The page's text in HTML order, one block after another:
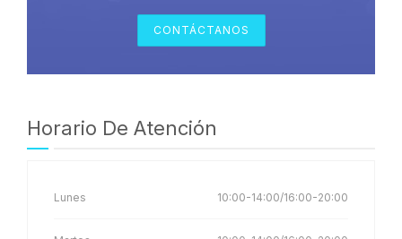
CONTÁCTANOS
Horario De Atención
Lunes 10:00-14:00/16:00-20:00